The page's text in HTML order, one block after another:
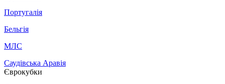
Португалія
Бельгія
МЛС
Саудівська Аравія
Єврокубки